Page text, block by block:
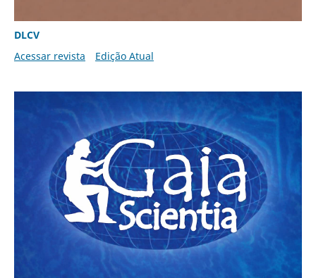
DLCV
Acessar revista
Edição Atual